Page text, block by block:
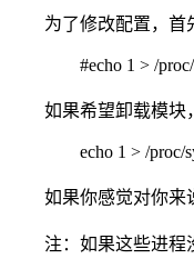
为了修改配置，首先
#echo 1 > /proc/
如果希望卸载模块，
echo 1 > /proc/sys/
如果你感觉对你来说
注：如果这些进程没